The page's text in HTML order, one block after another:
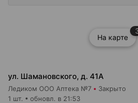
На карте
ул. Шамановского, д. 41А
Ледиком ООО Аптека №7 Закрыто
1 шт. обновл. в 21:53